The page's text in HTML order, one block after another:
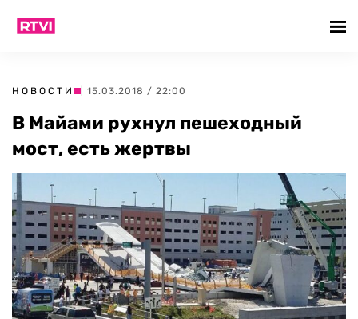
НОВОСТИ | 15.03.2018 / 22:00
В Майами рухнул пешеходный
мост, есть жертвы